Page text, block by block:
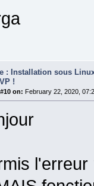
: Installation sous
!
on: February 22, 2020,